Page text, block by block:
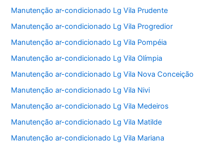
Manutenção ar-condicionado Lg Vila Prudente
Manutenção ar-condicionado Lg Vila Progredior
Manutenção ar-condicionado Lg Vila Pompéia
Manutenção ar-condicionado Lg Vila Olímpia
Manutenção ar-condicionado Lg Vila Nova Conceição
Manutenção ar-condicionado Lg Vila Nivi
Manutenção ar-condicionado Lg Vila Medeiros
Manutenção ar-condicionado Lg Vila Matilde
Manutenção ar-condicionado Lg Vila Mariana